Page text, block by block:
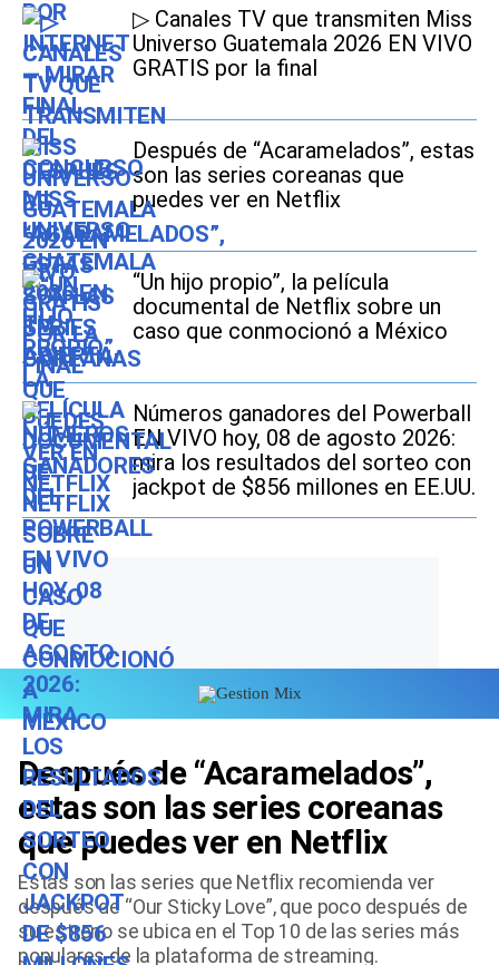
▷ Canales TV que transmiten Miss
Universo Guatemala 2026 EN VIVO
GRATIS por la final
Después de “Acaramelados”, estas
son las series coreanas que
puedes ver en Netflix
“Un hijo propio”, la película
documental de Netflix sobre un
caso que conmocionó a México
Números ganadores del Powerball
EN VIVO hoy, 08 de agosto 2026:
mira los resultados del sorteo con
jackpot de $856 millones en EE.UU.